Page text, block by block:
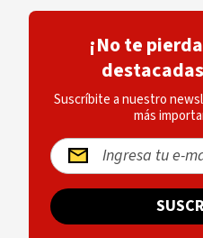
¡No te
Suscríbite a nuestro
más